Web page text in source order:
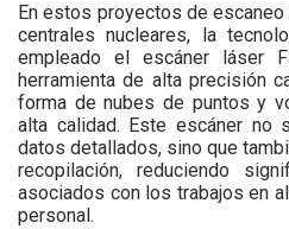
En estos proyectos de
centrales nucleares, la
empleado el escáner láser
herramienta de alta precisión
forma de nubes de puntos y
alta calidad. Este escáner no
datos detallados, sino que
recopilación, reduciendo
asociados con los trabajos en
personal.